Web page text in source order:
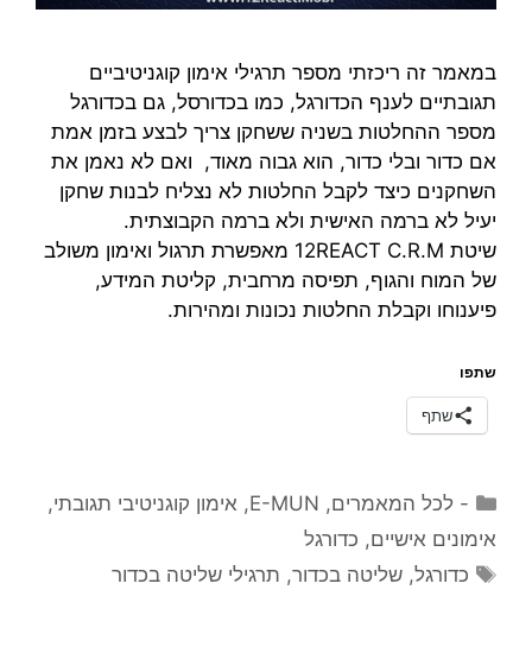
במאמר זה ריכזתי מספר תרגילי אימון קוגניטיביים
תגובתיים לענף הכדורגל, כמו בכדורסל, גם בכדורגל
מספר ההחלטות בשניה ששחקן צריך לבצע בזמן אמת
אם כדור ובלי כדור, הוא גבוה מאוד, ואם לא נאמן את
השחקנים כיצד לקבל החלטות לא נצליח לבנות שחקן
יעיל לא ברמה האישית ולא ברמה הקבוצתית.
שיטת 12REACT C.R.M מאפשרת תרגול ואימון משולב
של המוח והגוף, תפיסה מרחבית, קליטת המידע,
פיענוחו וקבלת החלטות נכונות ומהירות.
שתפו
שתף
קטגוריות
- לכל המאמרים,
E-MUN
, אימון קוגניטיבי תגובתי,
אימונים אישיים, כדורגל
תגיות
כדורגל,שליטה בכדור, תרגילי שליטה בכדור